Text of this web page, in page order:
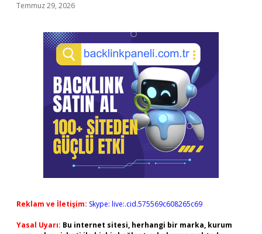
Temmuz 29, 2026
Reklam ve İletişim: Skype: live:.cid.575569c608265c69
Yasal Uyarı: Bu internet sitesi, herhangi bir marka, kurum